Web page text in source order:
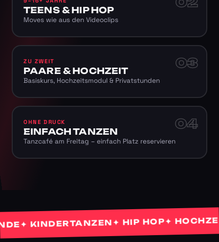
TEENS & HIP HOP
Moves wie aus den Videoclips
03
ZU ZWEIT
PAARE & HOCHZEIT
Basiskurs, Hochzeitsmodul & Privatstunden
04
OHNE DRUCK
EINFACH TANZEN
Tanzcafé am Freitag – einfach Platz reservieren
KINDERTANZEN✦ HIP HOP ✦